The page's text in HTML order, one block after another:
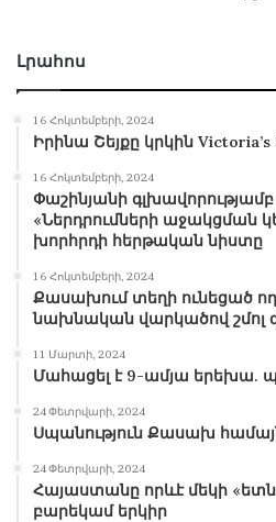
Լրահոս
16 Հոկտեմբերի, 2024
Իրինա Շեյքը կրկին
16 Հոկտեմբերի, 2024
Փաշինյանի գլխավորությամբ
«Ներդրումների աջակցման
խորհրդի հերթական նիստը
16 Հոկտեմբերի, 2024
Քասախում տեղի ունեցած
նախնական վարկածով շմոլ
11 Մարտի, 2024
Մահացել է 9-ամյա երեխա.
24 Փետրվարի, 2024
Սպանություն Քասախ
24 Փետրվարի, 2024
Հայաստանը որևէ մեկի
բարեկամ երկիր